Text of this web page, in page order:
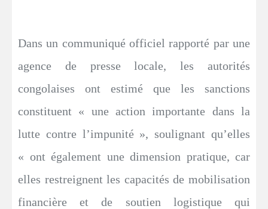
Dans un communiqué officiel rapporté par une
agence de presse locale, les autorités
congolaises ont estimé que les sanctions
constituent « une action importante dans la
lutte contre l’impunité », soulignant qu’elles
« ont également une dimension pratique, car
elles restreignent les capacités de mobilisation
financière et de soutien logistique qui